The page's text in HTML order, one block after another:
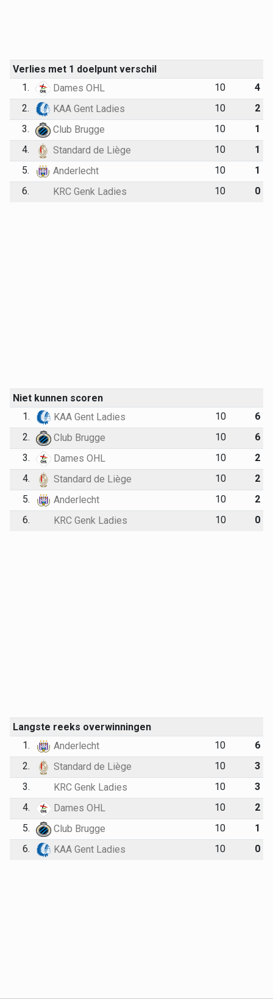
Verlies met 1 doelpunt verschil
1.
Dames OHL 10
4
2.
KAA Gent Ladies 10
2
3.
Club Brugge 10
1
4.
Standard de Liège 10
1
5.
Anderlecht 10
1
6.
KRC Genk Ladies 10 0
Niet kunnen scoren
1.
KAA Gent Ladies 10
6
2.
Club Brugge 10
6
3.
Dames OHL 10
2
4.
Standard de Liège 10
2
5.
Anderlecht 10
2
6.
KRC Genk Ladies 10 0
Langste reeks overwinningen
1.
Anderlecht 10
6
2.
Standard de Liège 10
3
3.
KRC Genk Ladies 10
3
4.
Dames OHL 10
2
5.
Club Brugge 10
1
6.
KAA Gent Ladies 10 0